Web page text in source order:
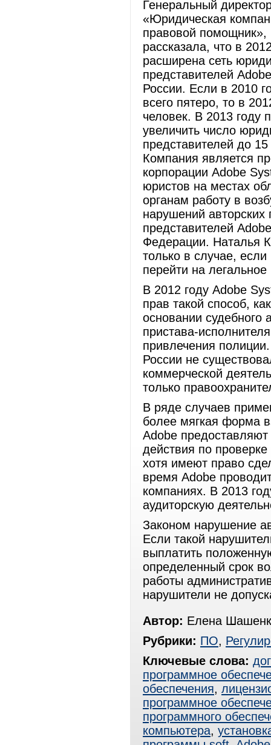
Генеральный
«Юридическая
правовой помощник»,
рассказала, что в
расширена сеть
представителей
России. Если в 2010
всего пятеро, то в
человек. В 2013 году
увеличить число
представителей до
Компания является
корпорации Adobe
юристов на местах
органам работу в
нарушений авторских
представителей
Федерации. Наталья
только в случае,
перейти на
В 2012 году Adobe
прав такой способ,
основании судебного
пристава-
привлечения
России не
коммерческой
только
В ряде случаев
более мягкая форма
Adobe
действия по
хотя имеют право
время Adobe
компаниях. В 2013
аудиторскую
Законом нарушение
Если такой
выплатить
определенный срок
работы
нарушители не
Автор: Елена
Рубрики: ПО,
Ключевые слова:
программное
обеспечения,
программное
программного
компьютера,